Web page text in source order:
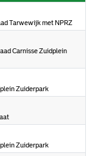
Tarwewijk met NPRZ
Carnisse Zuidplein
Zuiderpark
Zuiderpark